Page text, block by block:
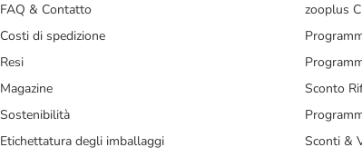
FAQ & Contatto
Costi di spedizione
Resi
Magazine
Sostenibilità
Etichettatura degli imballaggi
zooplus
Sconto
Sconti &